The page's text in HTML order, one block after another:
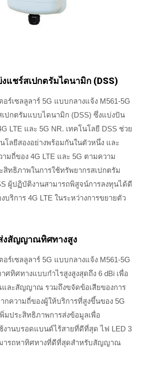
แชร์สเปกตรัมไดนามิก (DSS)
อร์เซลลูลาร์ 5G แบบกลางแจ้ง M561-5G
เปกตรัมแบบไดนามิก (DSS) ซึ่งแบ่งปัน
LTE และ 5G NR. เทคโนโลยี DSS ช่วย
โลยีสองอย่างพร้อมกันในตัวหนึ่ง และ
มถี่ของ 4G LTE และ 5G ตามความ
สิทธิภาพในการใช้ทรัพยากรสเปกตรัม
ผู้ปฏิบัติงานสามารถพิสูจน์การลงทุนได้ดี
บริการ 4G LTE ในระหว่างการขยายตัว
งสัญญาณทิศทางสูง
อร์เซลลูลาร์ 5G แบบกลางแจ้ง M561-5G
ศทิศทางแบบกำไรสูงสูงสุดถึง 6 dBi เพื่อ
ละสัญญาณ รวมถึงขจัดข้อเสียของการ
กความถี่ของผู้ให้บริการที่สูงขึ้นของ 5G
มประสิทธิภาพการส่งข้อมูลเพื่อ
งานบรอดแบนด์ไร้สายที่ดีที่สุด ไฟ LED 3
ารถหาทิศทางที่ดีที่สุดสำหรับสัญญาณ